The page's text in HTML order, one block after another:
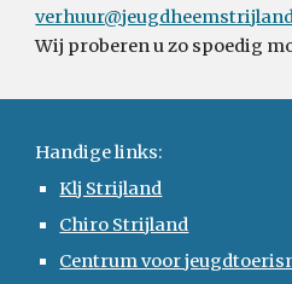
Wij proberen u zo spoedig
Handige links:
Klj Strijland
Chiro Strijland
Centrum voor